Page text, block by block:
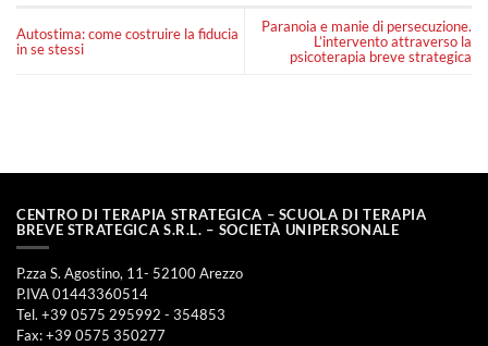
Autostima: come costruire la fiducia
in se stessi
Paranoia e manie di persecuzione.
L’intervento attraverso la
psicoterapia breve strategica
CENTRO DI TERAPIA STRATEGICA – SCUOLA DI TERAPIA
BREVE STRATEGICA S.R.L. – SOCIETÀ UNIPERSONALE
P.zza S. Agostino, 11- 52100 Arezzo
P.IVA 01443360514
Tel. +39 0575 295992 - 354853
Fax: +39 0575 350277